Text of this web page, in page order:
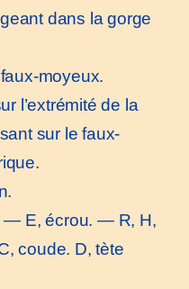
dans la gorge
moyeux.
l’extrémité de la
sur le faux-
— E, écrou. — R, H,
coude. D, tète